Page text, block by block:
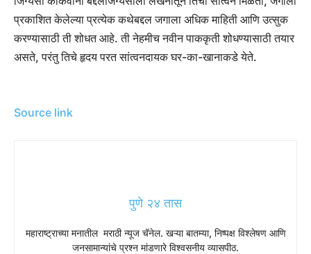
प्रकाशित केलेल्या प्रत्येक कथेबद्दल जगाला अधिक माहिती आणि उत्सुक
करण्यासाठी ती शोधत आहे. ती नेहमीच नवीन पाककृती शोधण्यासाठी तयार
असते, परंतु तिचे हृदय परत सांत्वनदायक घर-का-खानाकडे येते.
Source link
पुणे २४ तास
महाराष्ट्राच्या मनातील मराठी न्यूज चॅनेल. खऱ्या बातम्या, निष्पक्ष विश्लेषण आणि
जनसामान्यांचे प्रश्न मांडणारे विश्वसनीय व्यासपीठ.